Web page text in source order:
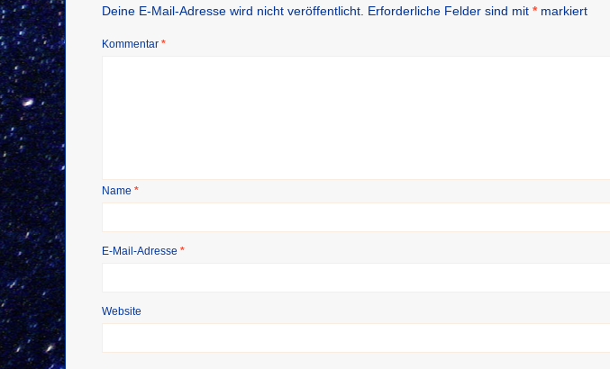
Deine E-Mail-Adresse wird nicht veröffentlicht. Erforderliche Felder sind mit *markiert
Kommentar *
Name *
E-Mail-Adresse *
Website